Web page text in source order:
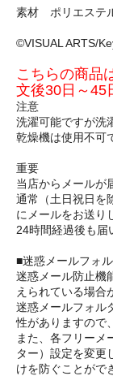
素材 ポリエステ
©VISUAL ARTS/
こちらの商品
文後30日～45
注意
洗濯可能ですが洗
乾燥機は使用不可
重要
当店からメールが
通常（土日祝日を
にメールをお送り
24時間経過後も届
■迷惑メールフォ
迷惑メール防止機
えられている場合
迷惑メールフォル
性がありますので
また、各フリーメ
ター）設定を変更
けを防ぐことがで